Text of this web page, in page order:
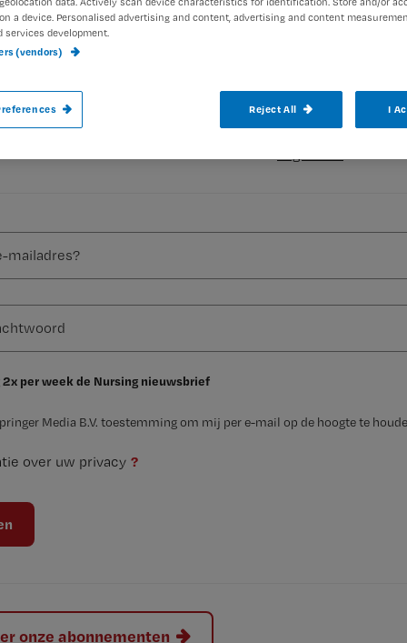
Registreren
Wil je dit artikel lezen?
gratis een account aan en lees 2 artikelen gratis per
2x per week de Nursing nieuwsbrief
Media B.V. toestemming om mij per e-mail op de hoogte te
over uw privacy ?
onze abonnementen
Hoe je je patiënt informeert en instrueert over
a device. Personalised advertising and content, advertising and content
services development.
(vendors)
Reject All I